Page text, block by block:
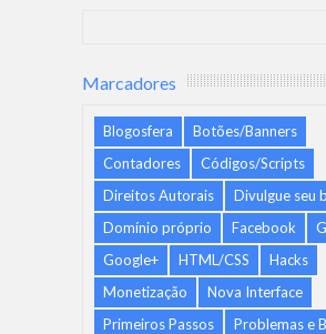
Marcadores
Blogosfera
Botões/Banners
Contadores
Códigos/Scripts
Direitos Autorais
Divulgue seu
Domínio próprio
Facebook
Google+
HTML/CSS
Hacks
Monetização
Nova Interface
Primeiros Passos
Problemas e